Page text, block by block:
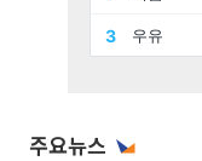
주요뉴스